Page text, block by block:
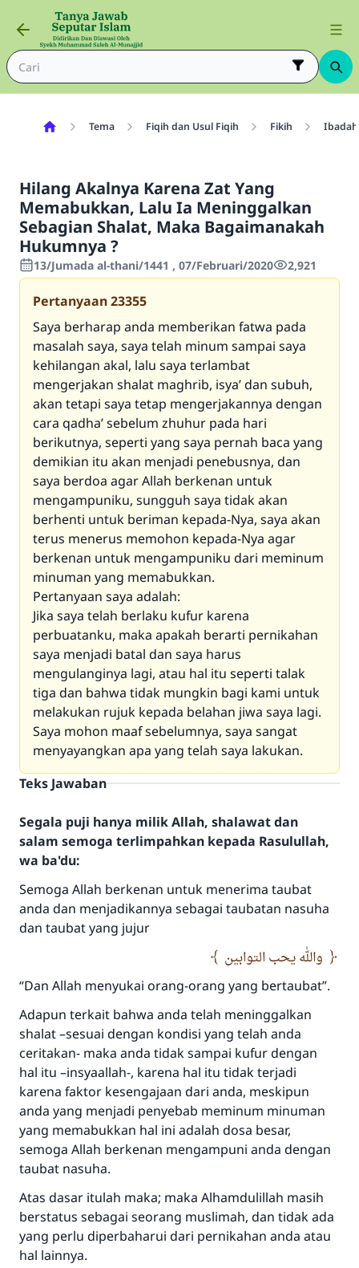
Tema Fiqih dan Usul Fiqih Fikih
Hilang Akalnya Karena Zat Yang
Memabukkan, Lalu Ia Meninggalkan
Sebagian Shalat, Maka Bagaimanakah
Hukumnya ?
13/Jumada al-thani/1441 , 07/Februari/2020 2,921
Pertanyaan23355
Saya berharap anda memberikan fatwa pada
masalah saya, saya telah minum sampai saya
kehilangan akal, lalu saya terlambat
mengerjakan shalat maghrib, isya’ dan subuh,
akan tetapi saya tetap mengerjakannya dengan
cara qadha’ sebelum zhuhur pada hari
berikutnya, seperti yang saya pernah baca yang
demikian itu akan menjadi penebusnya, dan
saya berdoa agar Allah berkenan untuk
mengampuniku, sungguh saya tidak akan
berhenti untuk beriman kepada-Nya, saya akan
terus menerus memohon kepada-Nya agar
berkenan untuk mengampuniku dari meminum
minuman yang memabukkan.
Pertanyaan saya adalah:
Jika saya telah berlaku kufur karena
perbuatanku, maka apakah berarti pernikahan
saya menjadi batal dan saya harus
mengulanginya lagi, atau hal itu seperti talak
tiga dan bahwa tidak mungkin bagi kami untuk
melakukan rujuk kepada belahan jiwa saya lagi.
Saya mohon maaf sebelumnya, saya sangat
menyayangkan apa yang telah saya lakukan.
Teks Jawaban
Segala puji hanya milik Allah, shalawat dan
salam semoga terlimpahkan kepada Rasulullah,
wa ba'du:
Semoga Allah berkenan untuk menerima taubat
anda dan menjadikannya sebagai taubatan nasuha
dan taubat yang jujur
والله يحب التوابين
“Dan Allah menyukai orang-orang yang bertaubat”.
Adapun terkait bahwa anda telah meninggalkan
shalat –sesuai dengan kondisi yang telah anda
ceritakan- maka anda tidak sampai kufur dengan
hal itu –insyaallah-, karena hal itu tidak terjadi
karena faktor kesengajaan dari anda, meskipun
anda yang menjadi penyebab meminum minuman
yang memabukkan hal ini adalah dosa besar,
semoga Allah berkenan mengampuni anda dengan
taubat nasuha.
Atas dasar itulah maka; maka Alhamdulillah masih
berstatus sebagai seorang muslimah, dan tidak ada
yang perlu diperbaharui dari pernikahan anda atau
hal lainnya.
Jawaban no. 110845
menyelamatkan pernikahan.
Bantu kami dalam memberikan jawaban untuk umat
Rasulullah ﷺ bersabda
"Siapa yang menunjukkan suatu kebaikan,
meka dia akan mendapatkan pahala yang
sama dengan orang yang melakukannya"
MUSLIM, 1893
Saham